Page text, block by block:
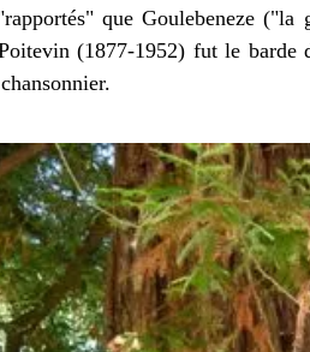
que Goulebeneze
(1877-1952) fut le barde